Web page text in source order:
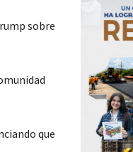
sobre
que